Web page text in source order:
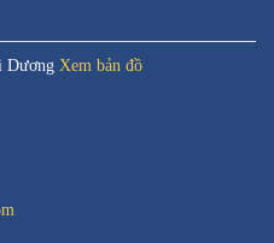
Dương Xem bản đồ